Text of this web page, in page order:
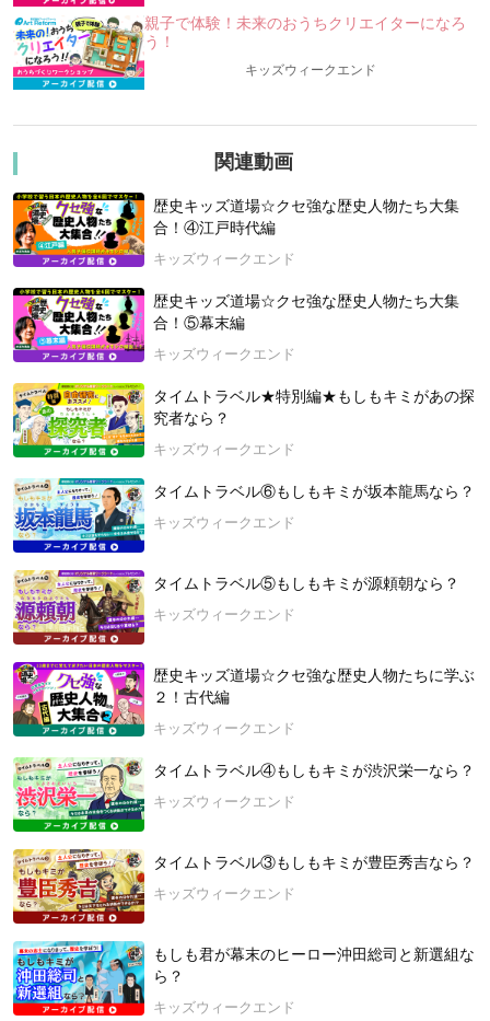
＜今回は「中世編」ー登場する”クセ強”な歴史人物は、誰
だ？？？＞
・人物①：私は、武士として初めて太政大臣に任ぜられ、武士
の世の中が始まるきっかけを作ったのじゃ！
・人物③：私は「金閣寺」を建てたことでも有名なようだのう
など、8名くらいの人物が登場予定です。
★★★「歴史キッズ道場☆クセ強な歴史人物たち大集合」はこ
んな授業！★★★
歴史人物は、キャラが濃くて魅力的な人がいっぱい！
日本史の重要な出来事なども紹介しながら、クイズを交えて、
歴史人物の”クセ強”なエピソードをたくさん紹介します。
また、本格的な解説が、この授業の魅力です。講師は、入会が
数か月先まで順番待ちになっているほどの大人気スクール「オ
ンライン歴史・地理クラブ」代表の古川順大先生こと、のぶた
先生。のぶた先生は、大手予備校の人気日本史講師でもありま
す。
多くの歴史好きキッズたちからの熱～いリクエストで実現し
た、楽しくて本格派なこの道場。
みんなで切磋琢磨（せっさたくま）して、日本の歴史をもっと
【講師：のぶた先生（OneStep代表）】
九州大学大学院で日本史を研究し、修士号を取得。九州国立博
物館につとめ、久留米工業高等専門学校講師を経て、現在は河
合塾で日本史を教えている。自身の子育てを通して、新たな学
びの場について考え続け、オンラインスクールOneStepを立ち
上げて、オンライン歴史クラブを開いている。独特のノリでみ
んなを和ませるが、実は予備校の東大合格者数を倍増させたス
ーパー日本史講師かつ年間受講者数のべ５０００人以上の人気
オンライン講師でもある。
2023年7月1日（土）開催
ーーーーーーーーーーーーーーーー
キッズウィークエンドとは？
こどもにぴったりの「学び・体験」を、スマホで簡単に検索
し、予約できるサービスです。
こどもの未来は無限大！
未来につながる体験を今すぐ見つけよう！
▶HP :https://www.kidsweekend.jp/portal
親子で体験！未来のおうちクリエイターになろ
う！
キッズウィークエンド
関連動画
歴史キッズ道場☆クセ強な歴史人物たち大集
合！④江戸時代編
キッズウィークエンド
歴史キッズ道場☆クセ強な歴史人物たち大集
合！⑤幕末編
キッズウィークエンド
タイムトラベル★特別編★もしもキミがあの探
究者なら？
キッズウィークエンド
タイムトラベル⑥もしもキミが坂本龍馬なら？
キッズウィークエンド
タイムトラベル⑤もしもキミが源頼朝なら？
キッズウィークエンド
歴史キッズ道場☆クセ強な歴史人物たちに学ぶ
２！古代編
キッズウィークエンド
タイムトラベル④もしもキミが渋沢栄一なら？
キッズウィークエンド
タイムトラベル③もしもキミが豊臣秀吉なら？
キッズウィークエンド
もしも君が幕末のヒーロー沖田総司と新選組な
ら？
キッズウィークエンド